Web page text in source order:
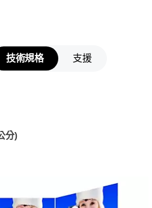
技術規格 支援
分)